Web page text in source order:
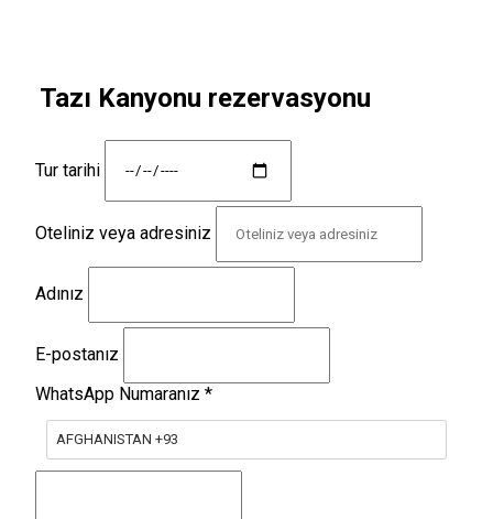
Tazı Kanyonu rezervasyonu
Tur tarihi
Oteliniz veya adresiniz
Adınız
E-postanız
WhatsApp Numaranız *
AFGHANISTAN +93